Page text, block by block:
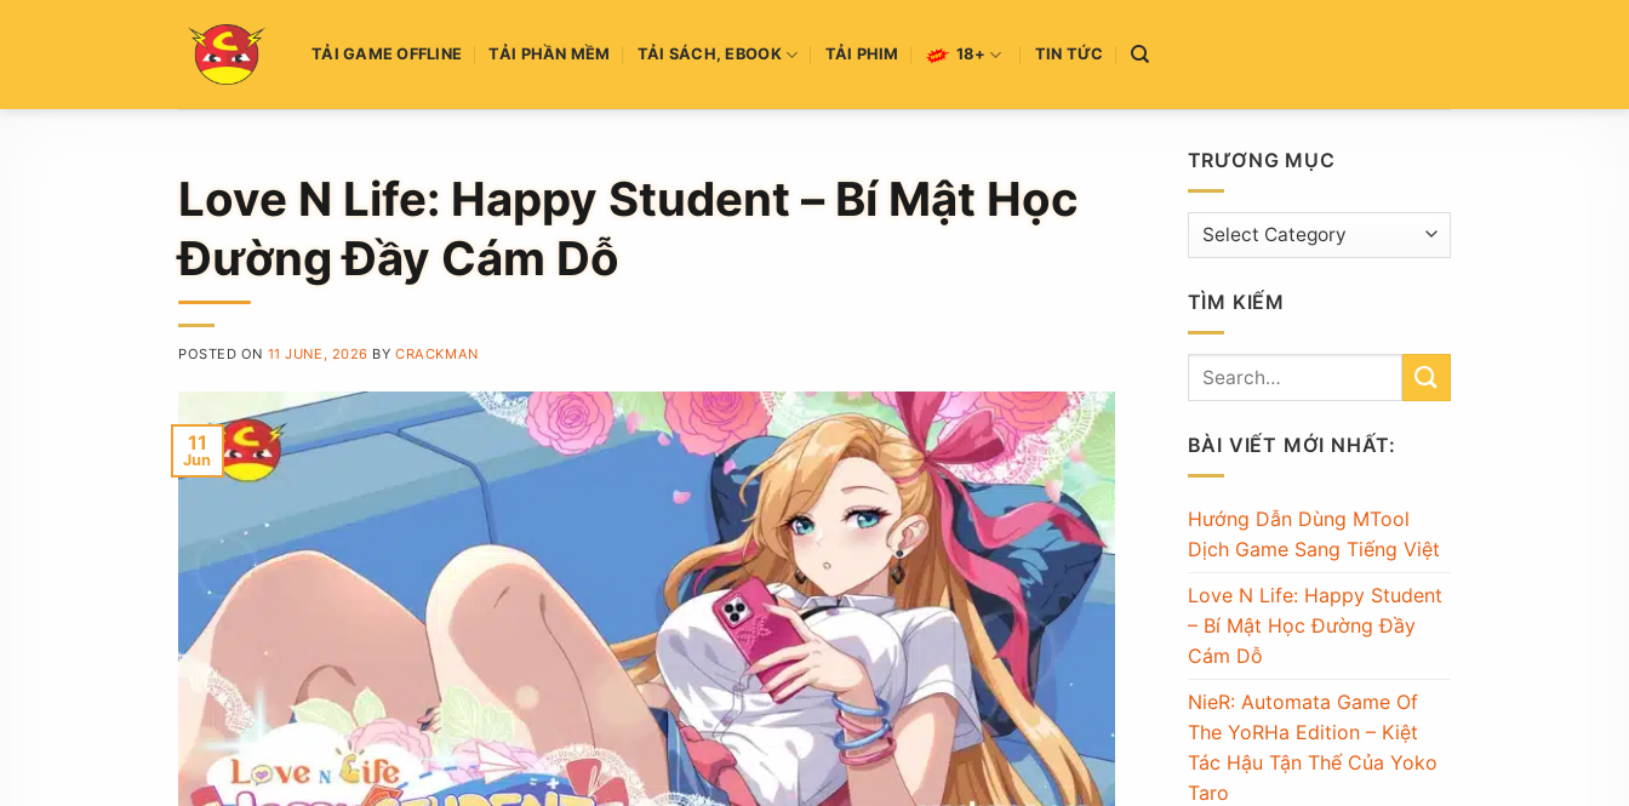
TẢI GAME OFFLINE TẢI PHẦN MỀM TẢI SÁCH, EBOOK TẢI PHIM 18+ TIN TỨC
Love N Life: Happy Student – Bí Mật Học
Đường Đầy Cám Dỗ
POSTED ON 11 JUNE, 2026 BYCRACKMAN
11
Jun
TRƯƠNG MỤC
Trương
mục
TÌM KIẾM
BÀI VIẾT MỚI NHẤT:
Hướng Dẫn Dùng MTool
Dịch Game Sang Tiếng Việt
Love N Life: Happy Student
– Bí Mật Học Đường Đầy
Cám Dỗ
NieR: Automata Game Of
The YoRHa Edition – Kiệt
Tác Hậu Tận Thế Của Yoko
Taro